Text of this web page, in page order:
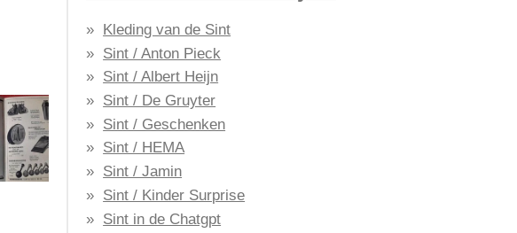
Kleding van de Sint
Sint / Anton Pieck
Sint / Albert Heijn
Sint / De Gruyter
Sint / Geschenken
Sint / HEMA
Sint / Jamin
Sint / Kinder Surprise
Sint in de Chatgpt